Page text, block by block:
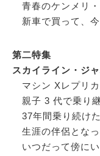
青春のケンメリ
新車で買って、
第二特集
スカイライン・ジ
マシン Xレプリカ
親子 3 代で乗り
37年間乗り続け
生涯の伴侶とな
いつだって傍に